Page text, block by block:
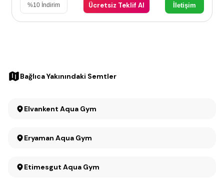
%10 İndirim Ücretsiz Teklif Al İletişim
Bağlıca Yakınındaki Semtler
Elvankent Aqua Gym
Eryaman Aqua Gym
Etimesgut Aqua Gym